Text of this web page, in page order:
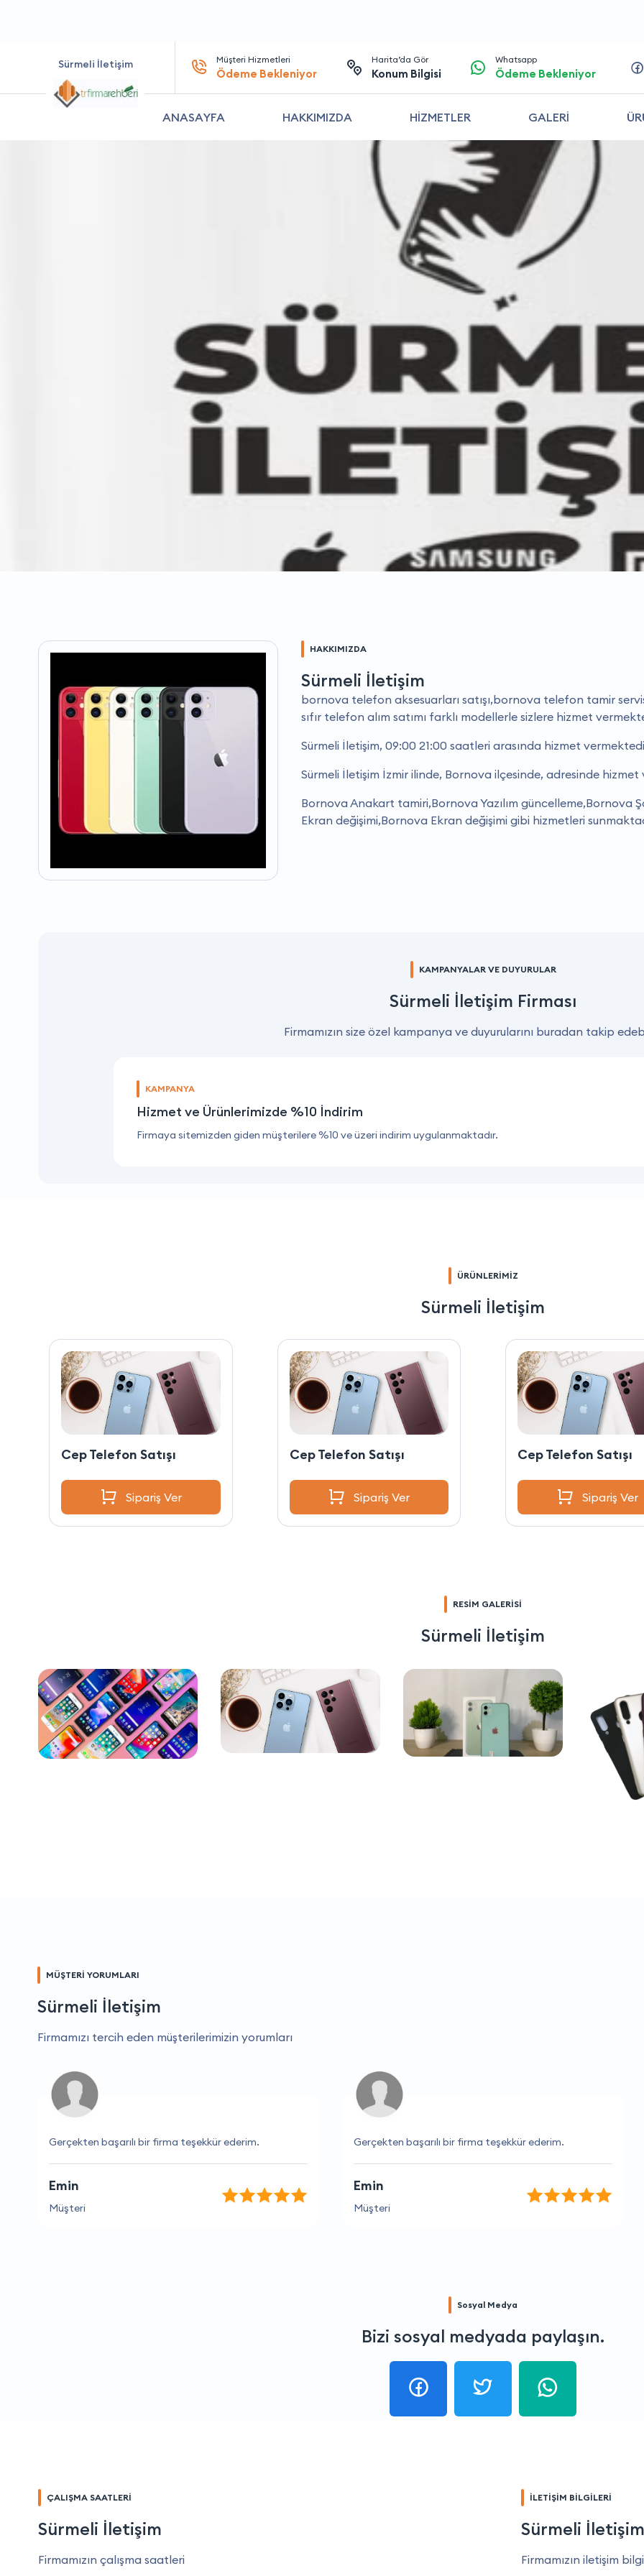
Sürmeli İletişim Müşteri Hizmetleri
Ödeme Bekleniyor
Harita’da Gör
Konum Bilgisi
Whatsapp
Ödeme Bekleniyor
ANASAYFA HAKKIMIZDA HİZMETLER GALERİ
HAKKIMIZDA
Sürmeli İletişim
bornova telefon aksesuarları satışı,bornova telefon tamir
sıfır telefon alım satımı farklı modellerle sizlere hizmet
Sürmeli İletişim, 09:00 21:00 saatleri arasında hizmet
Sürmeli İletişim İzmir ilinde, Bornova ilçesinde, adresinde hizmet
Bornova Anakart tamiri,Bornova Yazılım güncelleme,Bornova
Ekran değişimi,Bornova Ekran değişimi gibi hizmetleri
KAMPANYALAR VE DUYURULAR
Sürmeli İletişim Firması
Firmamızın size özel kampanya ve duyurularını buradan takip
KAMPANYA
Hizmet ve Ürünlerimizde %10 İndirim
Firmaya sitemizden giden müşterilere %10 ve üzeri indirim uygulanmaktadır.
ÜRÜNLERİMİZ
Sürmeli İletişim
Cep Telefon Satışı
Sipariş Ver
Cep Telefon Satışı
Sipariş Ver
Cep Telefon Satışı
Sipariş Ver
RESİM GALERİSİ
Sürmeli İletişim
MÜŞTERİ YORUMLARI
Sürmeli İletişim
Firmamızı tercih eden müşterilerimizin yorumları
Gerçekten başarılı bir firma teşekkür ederim.
Emin
Müşteri
Gerçekten başarılı bir firma teşekkür ederim.
Emin
Müşteri
Sosyal Medya
Bizi sosyal medyada paylaşın.
ÇALIŞMA SAATLERİ
Sürmeli İletişim
Firmamızın çalışma saatleri
İLETİŞİM BİLGİLERİ
Sürmeli İletişim
Firmamızın iletişim